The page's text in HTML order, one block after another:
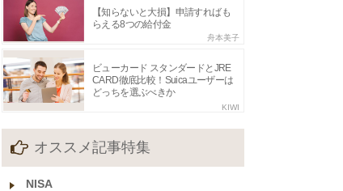
【知らないと大損】申請すればも
らえる8つの給付金
舟本美子
ビューカード スタンダードとJRE
CARD徹底比較！Suicaユーザーは
どっちを選ぶべきか
KIWI
オススメ記事特集
NISA